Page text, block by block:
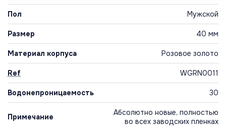
Пол Мужской
Размер 40 мм
Материал корпуса Розовое золото
Ref WGRN0011
Водонепроницаемость 30
Примечание
Абсолютно новые, полностью
во всех заводских пленках